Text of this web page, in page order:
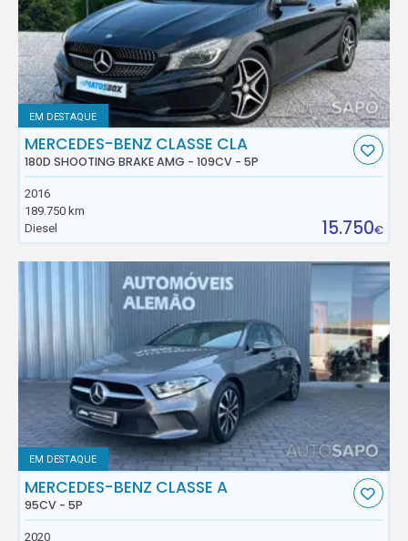
EM DESTAQUE
MERCEDES-BENZ CLASSE CLA
180D SHOOTING BRAKE AMG - 109CV - 5P
2016
189.750 km
Diesel
15.750€
EM DESTAQUE
MERCEDES-BENZ CLASSE A
95CV - 5P
2020